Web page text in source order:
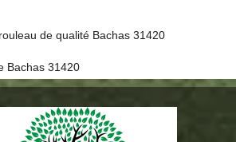
de qualité Bachas 31420
Bachas 31420